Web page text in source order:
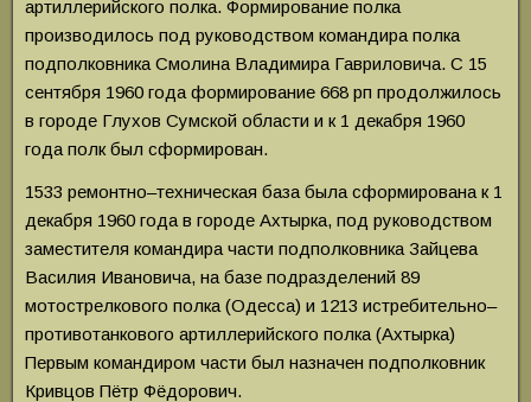
артиллерийского полка. Формирование полка
производилось под руководством командира полка
подполковника Смолина Владимира Гавриловича. С 15
сентября 1960 года формирование 668 рп продолжилось
в городе Глухов Сумской области и к 1 декабря 1960
года полк был сформирован.
1533 ремонтно–техническая база была сформирована к 1
декабря 1960 года в городе Ахтырка, под руководством
заместителя командира части подполковника Зайцева
Василия Ивановича, на базе подразделений 89
мотострелкового полка (Одесса) и 1213 истребительно–
противотанкового артиллерийского полка (Ахтырка)
Первым командиром части был назначен подполковник
Кривцов Пётр Фёдорович.